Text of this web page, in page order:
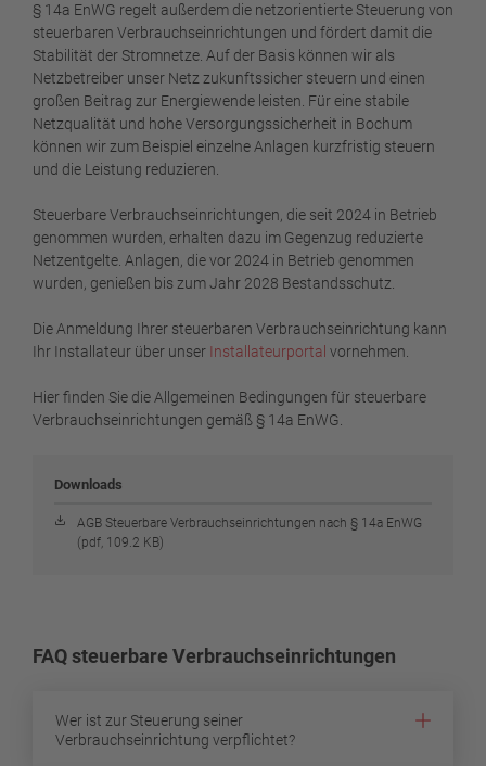
§ 14a EnWG regelt außerdem die netzorientierte Steuerung von
steuerbaren Verbrauchseinrichtungen und fördert damit die
Stabilität der Stromnetze. Auf der Basis können wir als
Netzbetreiber unser Netz zukunftssicher steuern und einen
großen Beitrag zur Energiewende leisten. Für eine stabile
Netzqualität und hohe Versorgungssicherheit in Bochum
können wir zum Beispiel einzelne Anlagen kurzfristig steuern
und die Leistung reduzieren.
Steuerbare Verbrauchseinrichtungen, die seit 2024 in Betrieb
genommen wurden, erhalten dazu im Gegenzug reduzierte
Netzentgelte. Anlagen, die vor 2024 in Betrieb genommen
wurden, genießen bis zum Jahr 2028 Bestandsschutz.
Die Anmeldung Ihrer steuerbaren Verbrauchseinrichtung kann
Ihr Installateur über unser Installateurportal vornehmen.
Hier finden Sie die Allgemeinen Bedingungen für steuerbare
Verbrauchseinrichtungen gemäß § 14a EnWG.
Downloads
AGB Steuerbare Verbrauchseinrichtungen nach § 14a EnWG
(pdf, 109.2 KB)
FAQ steuerbare Verbrauchseinrichtungen
Wer ist zur Steuerung seiner
Verbrauchseinrichtung verpflichtet?